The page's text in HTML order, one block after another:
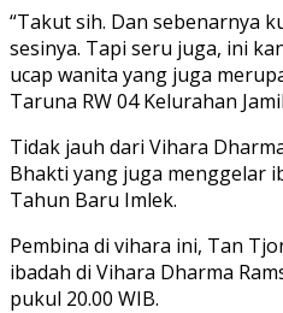
“Takut sih. Dan sebenarnya
sesinya. Tapi seru juga, ini
ucap wanita yang juga
Taruna RW 04 Kelurahan
Tidak jauh dari Vihara
Bhakti yang juga menggelar
Tahun Baru Imlek.
Pembina di vihara ini, Tan
ibadah di Vihara Dharma
pukul 20.00 WIB.